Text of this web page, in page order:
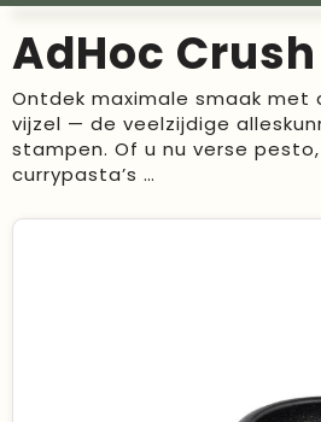
Tassen
Drinkwaren
Events
Give Aways
Duurzame keuzes
Events
Kerst
Verjaardagen
Voetbal, EK en WK
AdHoc
Ontdek maximale smaak met
vijzel — de veelzijdige
stampen. Of u nu verse
currypasta’s …